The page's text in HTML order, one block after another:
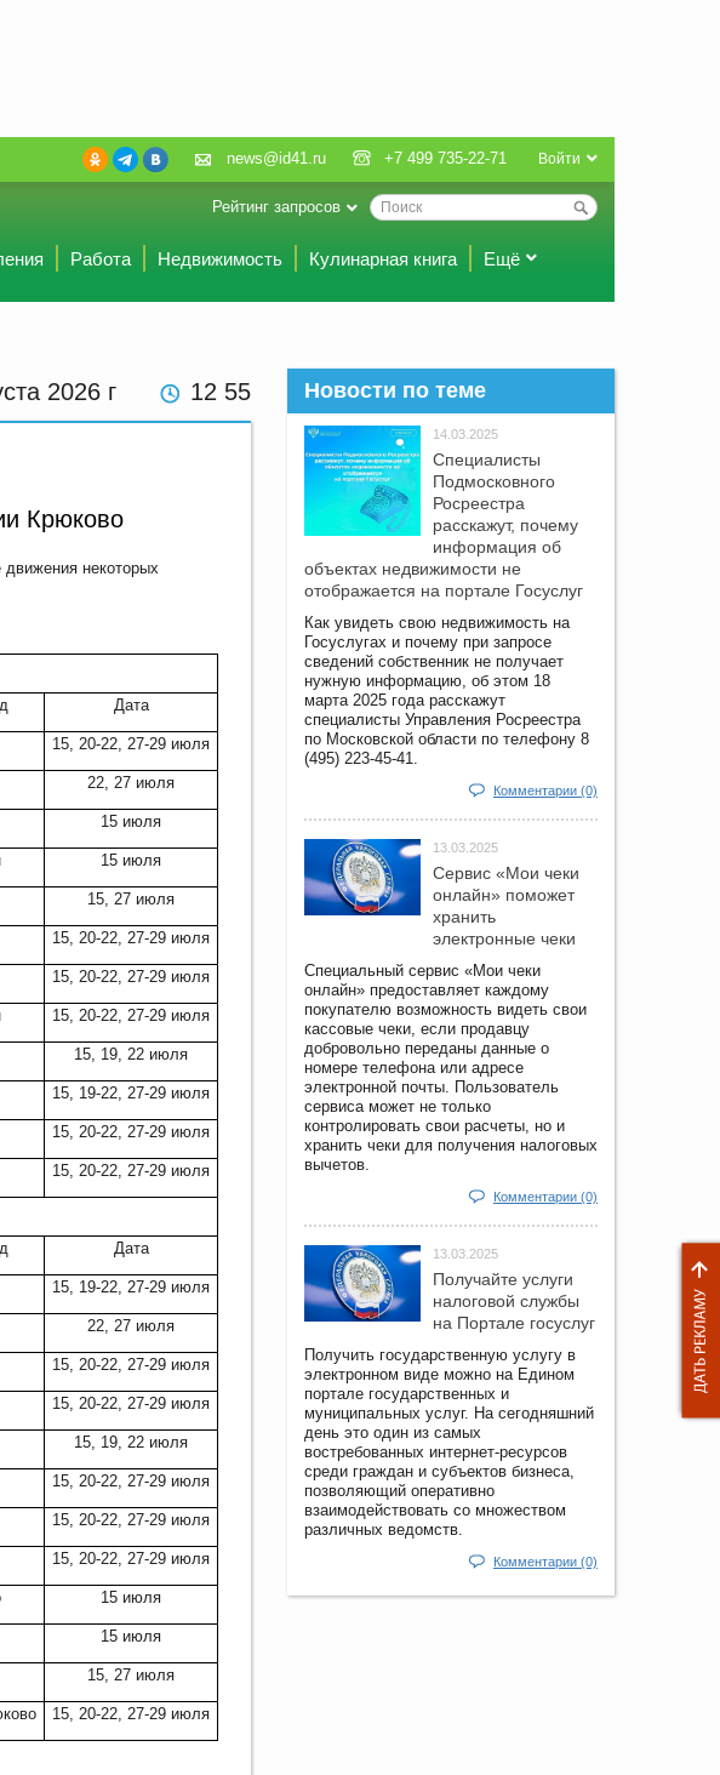
Войти
news@id41.ru +7 499 735-22-71
Рейтинг запросов
Работа Недвижимость Кулинарная книга Ещё
2026 г 12 55
Крюково
некоторых
Дата
15, 20-22, 27-29 июля
22, 27 июля
15 июля
15 июля
15, 27 июля
15, 20-22, 27-29 июля
15, 20-22, 27-29 июля
15, 20-22, 27-29 июля
15, 19, 22 июля
15, 19-22, 27-29 июля
15, 20-22, 27-29 июля
15, 20-22, 27-29 июля
Дата
15, 19-22, 27-29 июля
22, 27 июля
15, 20-22, 27-29 июля
15, 20-22, 27-29 июля
15, 19, 22 июля
15, 20-22, 27-29 июля
15, 20-22, 27-29 июля
15, 20-22, 27-29 июля
15 июля
15 июля
15, 27 июля
15, 20-22, 27-29 июля
Новости по теме
14.03.2025
Специалисты
Подмосковного
Росреестра
расскажут, почему
информация об
объектах недвижимости не
отображается на портале Госуслуг
Как увидеть свою недвижимость на
Госуслугах и почему при запросе
сведений собственник не получает
нужную информацию, об этом 18
марта 2025 года расскажут
специалисты Управления Росреестра
по Московской области по телефону 8
(495) 223-45-41.
Комментарии (0)
13.03.2025
Сервис «Мои чеки
онлайн» поможет
хранить
электронные чеки
Специальный сервис «Мои чеки
онлайн» предоставляет каждому
покупателю возможность видеть свои
кассовые чеки, если продавцу
добровольно переданы данные о
номере телефона или адресе
электронной почты. Пользователь
сервиса может не только
контролировать свои расчеты, но и
хранить чеки для получения налоговых
вычетов.
Комментарии (0)
13.03.2025
Получайте услуги
налоговой службы
на Портале госyслуг
Получить государственную услугу в
электронном виде можно на Едином
портале государственных и
муниципальных услуг. На сегодняшний
день это один из самых
востребованных интернет-ресурсов
среди граждан и субъектов бизнеса,
позволяющий оперативно
взаимодействовать со множеством
различных ведомств.
Комментарии (0)